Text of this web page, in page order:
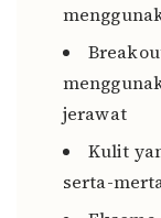
jerawat
Kulit
serta-